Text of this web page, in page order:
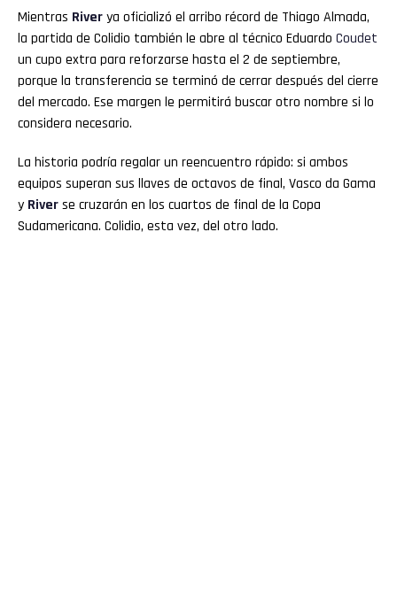
Mientras Riverya oficializó el arribo récord de Thiago Almada,
la partida de Colidio también le abre al técnico Eduardo Coudet
un cupo extra para reforzarse hasta el 2 de septiembre,
porque la transferencia se terminó de cerrar después del cierre
del mercado. Ese margen le permitirá buscar otro nombre si lo
considera necesario.
La historia podría regalar un reencuentro rápido: si ambos
equipos superan sus llaves de octavos de final, Vasco da Gama
y Riverse cruzarán en los cuartos de final de la Copa
Sudamericana. Colidio, esta vez, del otro lado.